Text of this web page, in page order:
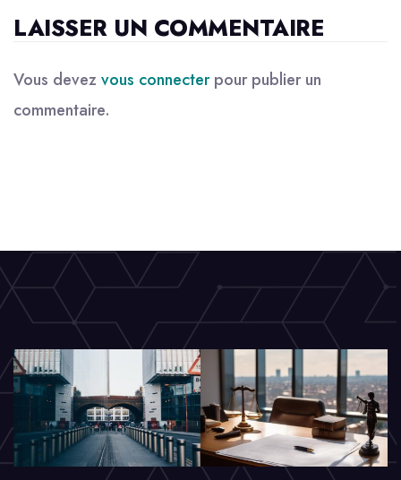
LAISSER UN COMMENTAIRE
Vous devez vous connecterpour publier un
commentaire.